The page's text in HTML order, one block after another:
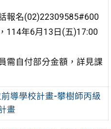
報名(02)22309585#600
114年6月13日(五)17:00
需自付部分金額，詳見課
導學校計畫-攀樹師丙級
畫